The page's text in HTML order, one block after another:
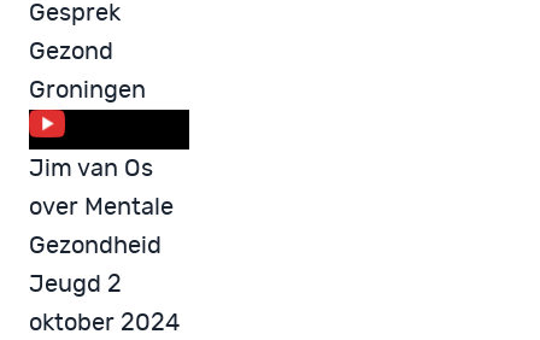
Gesprek
Gezond
Groningen
Jim van Os
over Mentale
Gezondheid
Jeugd 2
oktober 2024